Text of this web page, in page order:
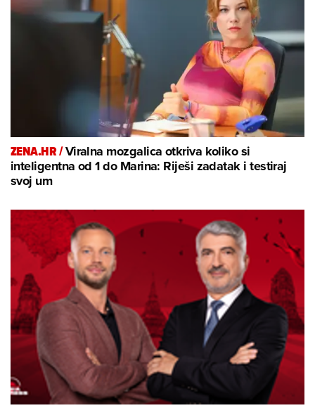
ZENA.HR /Viralna mozgalica otkriva koliko si
inteligentna od 1 do Marina: Riješi zadatak i testiraj
svoj um